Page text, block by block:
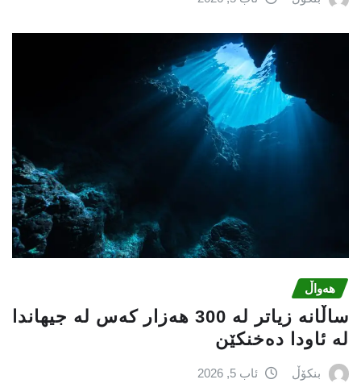
هەواڵ
ساڵانە زیاتر لە 300 هەزار كەس لە جیهاندا
لە ئاودا دەخنكێن
بنکۆڵ ئاب 5, 2026